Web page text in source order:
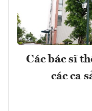
Các bác sĩ
các ca